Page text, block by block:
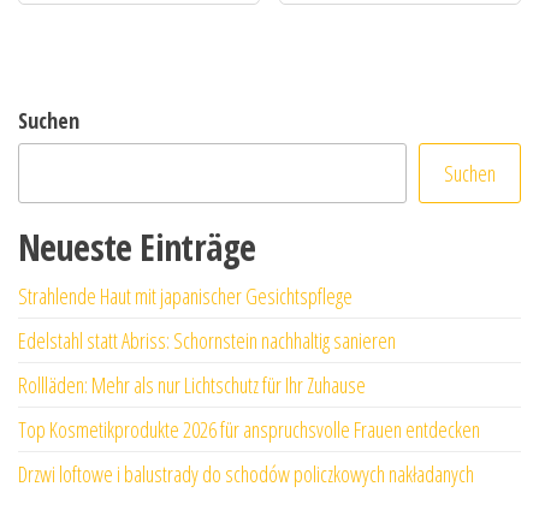
Suchen
Suchen
Neueste Einträge
Strahlende Haut mit japanischer Gesichtspflege
Edelstahl statt Abriss: Schornstein nachhaltig sanieren
Rollläden: Mehr als nur Lichtschutz für Ihr Zuhause
Top Kosmetikprodukte 2026 für anspruchsvolle Frauen entdecken
Drzwi loftowe i balustrady do schodów policzkowych nakładanych